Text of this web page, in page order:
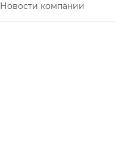
Новости компании